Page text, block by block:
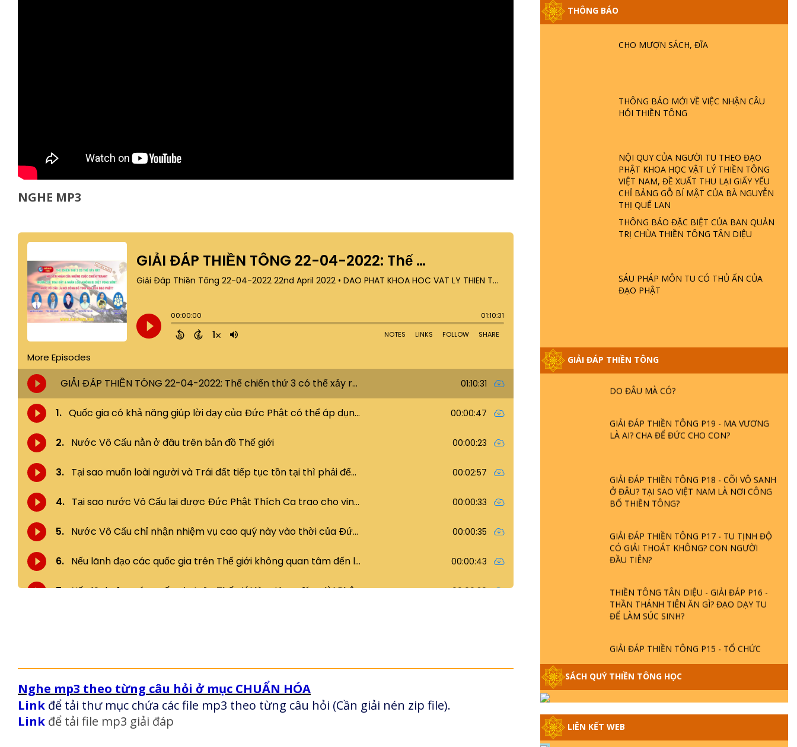
NGHE MP3
Nghe mp3 theo từng câu hỏi ở mục CHUẨN HÓA
Link để tải thư mục chứa các file mp3 theo từng câu hỏi (Cần giải nén zip file).
Link để tải file mp3 giải đáp
THÔNG BÁO
CHO MƯỢN SÁCH, ĐĨA
THÔNG BÁO MỚI VỀ VIỆC NHẬN CÂU
HỎI THIỀN TÔNG
NỘI QUY CỦA NGƯỜI TU THEO ĐẠO
PHẬT KHOA HỌC VẬT LÝ THIỀN TÔNG
VIỆT NAM, ĐỀ XUẤT THU LẠI GIẤY YẾU
CHỈ BẢNG GỖ BÍ MẬT CỦA BÀ NGUYỄN
THỊ QUẾ LAN
THÔNG BÁO ĐẶC BIỆT CỦA BAN QUẢN
TRỊ CHÙA THIỀN TÔNG TÂN DIỆU
SÁU PHÁP MÔN TU CÓ THỦ ẤN CỦA
ĐẠO PHẬT
GIẢI ĐÁP THIỀN TÔNG
GIẢI ĐÁP ĐẶC BIỆT P25 - SUỐT 49 NĂM
HỘI GÌ? TỬ VÌ ĐẠO
PHẬT GIỚI CÓ THỜI GIAN KHÔNG? |
TTTD
LÀ AI? QUỶ SA TĂNG? | TTTD
GIẢI ĐÁP THIỀN TÔNG ĐẶC BIỆT P22 - TẠI
SAO TRÁI ĐẤT NHIỀU THIÊN TAI - LŨ LỤT
- HỎA HOẠN | TTTD
GIẢI ĐÁP THIỀN TÔNG ĐẶC BIỆT P21 - TẠI
GIẢI ĐÁP VỀ LỄ TIỄN THIỀN TÔNG SƯ
GIẢI ĐÁP THIỀN TÔNG ĐẶC BIỆT PHẦN 20
LÀ AI? CHA ĐỂ ĐỨC CHO CON?
Ở ĐÂU? TẠI SAO VIỆT NAM LÀ NƠI CÔNG
BỐ THIỀN TÔNG?
CÓ GIẢI THOÁT KHÔNG? CON NGƯỜI
ĐẦU TIÊN?
THẦN THÁNH TIÊN ĂN GÌ? ĐẠO DẠY TU
ĐỂ LÀM SÚC SINH?
LOÀI CÔ HỒN - GIÁO LÝ ĐẠO PHẬT KHI
GIẢI ĐÁP THIỀN TÔNG ĐẶC BIỆT - P14 -
NGUỒN GỐC ÂM LỊCH DƯƠNG LỊCH -
TẦNG BÌNH LƯU LỚN ĐẾN ĐÂU
SÁCH QUÝ THIỀN TÔNG HỌC
LIÊN KẾT WEB